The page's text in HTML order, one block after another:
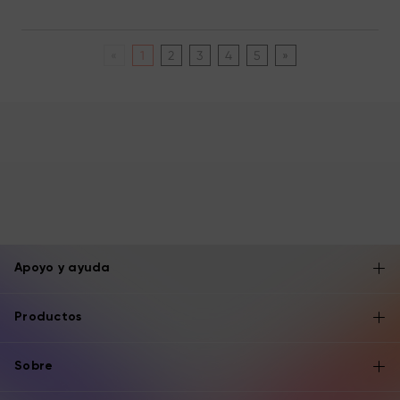
2 3 4 5 »
Apoyo y ayuda
Productos
Sobre